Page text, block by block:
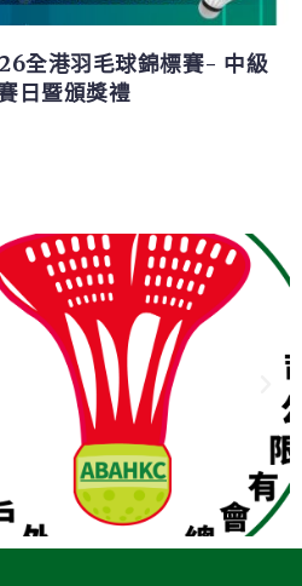
全港羽毛球錦標賽- 中級
日暨頒獎禮